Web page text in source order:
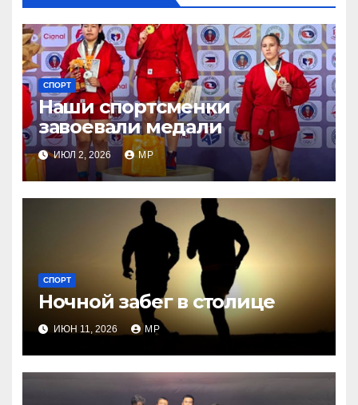
СПОРТ
Наши спортсменки
завоевали медали
ИЮЛ 2, 2026 MP
СПОРТ
Ночной забег в столице
ИЮН 11, 2026 MP